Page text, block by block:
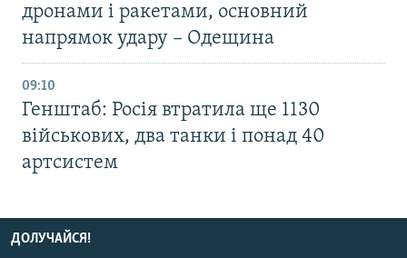
дронами і ракетами, основний
напрямок удару – Одещина
09:10
Генштаб: Росія втратила ще 1130
військових, два танки і понад 40
артсистем
ДОЛУЧАЙСЯ!